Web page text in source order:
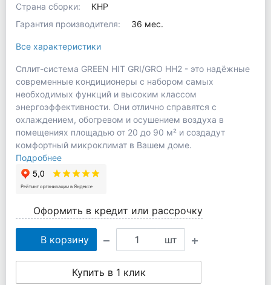
Страна сборки:
КНР
Гарантия производителя:
36 мес.
Все характеристики
Сплит-система GREEN HIT GRI/GRO HH2 - это надёжные
современные кондиционеры с набором самых
необходимых функций и высоким классом
энергоэффективности. Они отлично справятся с
охлаждением, обогревом и осушением воздуха в
помещениях площадью от 20 до 90 м² и создадут
комфортный микроклимат в Вашем доме.
Подробнее
Оформить в кредит или рассрочку
В корзину шт
Купить в 1 клик